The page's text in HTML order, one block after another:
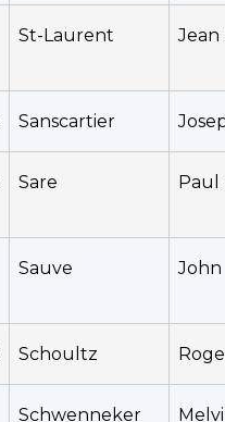
St-Laurent Jean
Sanscartier
Sare Paul
Sauve John
Schoultz
Schwenneker